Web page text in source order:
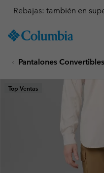
TO
SKIP
MAIN
NAV
Rebajas: también en
Pantalones Convertibles
Top Ventas